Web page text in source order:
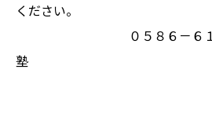
ください。
０５８６－６１－
塾